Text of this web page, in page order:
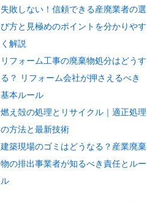
失敗しない！信頼できる産廃業者の選
び方と見極めのポイントを分かりやす
く解説
リフォーム工事の廃棄物処分はどうす
る？ リフォーム会社が押さえるべき
基本ルール
燃え殻の処理とリサイクル｜適正処理
の方法と最新技術
建築現場のゴミはどうなる？産業廃棄
物の排出事業者が知るべき責任とルー
ル